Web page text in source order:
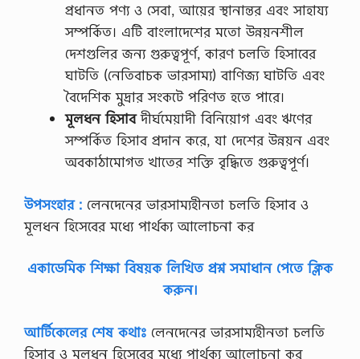
প্রধানত পণ্য ও সেবা, আয়ের স্থানান্তর এবং সাহায্য
সম্পর্কিত। এটি বাংলাদেশের মতো উন্নয়নশীল
দেশগুলির জন্য গুরুত্বপূর্ণ, কারণ চলতি হিসাবের
ঘাটতি (নেতিবাচক ভারসাম্য) বাণিজ্য ঘাটতি এবং
বৈদেশিক মুদ্রার সংকটে পরিণত হতে পারে।
মূলধন হিসাবদীর্ঘমেয়াদী বিনিয়োগ এবং ঋণের
সম্পর্কিত হিসাব প্রদান করে, যা দেশের উন্নয়ন এবং
অবকাঠামোগত খাতের শক্তি বৃদ্ধিতে গুরুত্বপূর্ণ।
উপসংহার : লেনদেনের ভারসাম্যহীনতা চলতি হিসাব ও
মূলধন হিসেবের মধ্যে পার্থক্য আলোচনা কর
একাডেমিক শিক্ষা বিষয়ক লিখিত প্রশ্ন সমাধান পেতে ক্লিক
করুন।
আর্টিকেলের শেষ কথাঃ লেনদেনের ভারসাম্যহীনতা চলতি
হিসাব ও মূলধন হিসেবের মধ্যে পার্থক্য আলোচনা কর